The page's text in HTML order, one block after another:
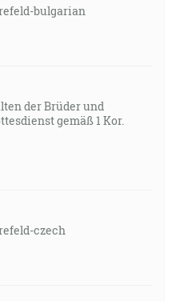
bulgarian
der Brüder und
gemäß 1 Kor.
czech